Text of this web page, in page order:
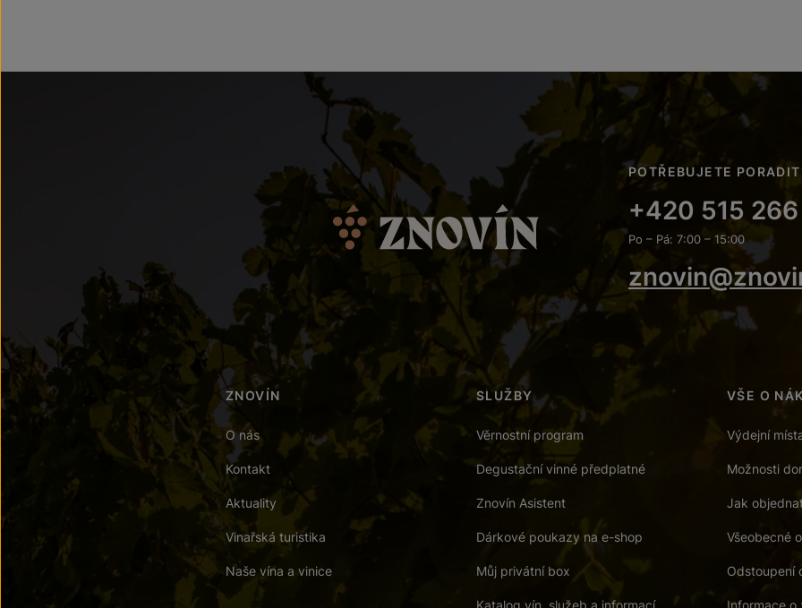
POTŘEBUJETE
+420 515
Po – Pá: 7:00 – 15:00
ZNOVÍN
O nás
Kontakt
Aktuality
Vinařská turistika
Naše vína a vinice
SLUŽBY
Věrnostní program
Degustační vinné předplatné
Znovín Asistent
Dárkové poukazy na e-shop
Můj privátní box
Katalog vín, služeb a informací
VŠE O
Výdejní
Možnosti
Jak
Všeobecné
Odstoupení
Informace o